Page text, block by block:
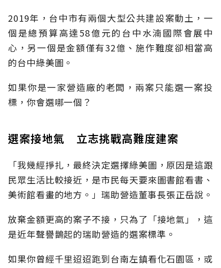
2019年，台中市有兩個大型公共建設案動土，一
個是總預算高達58億元的台中水湳國際會展中
心，另一個是金額僅有32億、施作難度卻相當高
的台中綠美圖。
如果你是一家營造廠的老闆，兩案只能選一案投
標，你會選哪一個？
選案接地氣 立志挑戰高難度建案
「我幾經掙扎，最終決定選擇綠美圖，原因是這跟
民眾生活比較接近，是市民每天要來圖書館看書、
美術館看畫的地方。」瑞助營造董事長張正岳說。
放棄金額更高的案子不接，只為了「接地氣」，這
是近年聲譽鵲起的瑞助營造的選案標準。
如果你曾經千里迢迢跑到台南左鎮看化石園區，或